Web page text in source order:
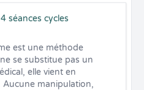
séances cycles
est une méthode
se substitue pas un
elle vient en
Aucune manipulation,